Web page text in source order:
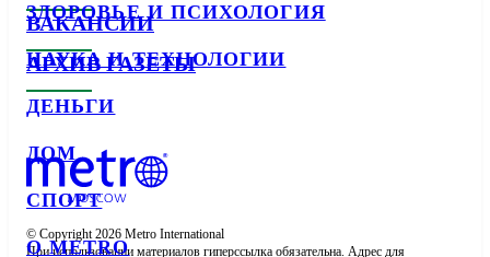
ЗДОРОВЬЕ И ПСИХОЛОГИЯ
НАУКА И ТЕХНОЛОГИИ
ДЕНЬГИ
ДОМ
СПОРТ
О METRO
ВАКАНСИИ
АРХИВ ГАЗЕТЫ
© Copyright 2026 Metro International
При использовании материалов гиперссылка обязательна. Адрес для